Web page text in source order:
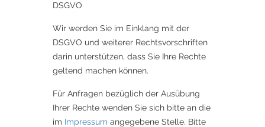
DSGVO
Wir werden Sie im Einklang mit der
DSGVO und weiterer Rechtsvorschriften
darin unterstützen, dass Sie Ihre Rechte
geltend machen können.
Für Anfragen bezüglich der Ausübung
Ihrer Rechte wenden Sie sich bitte an die
im Impressum angegebene Stelle. Bitte